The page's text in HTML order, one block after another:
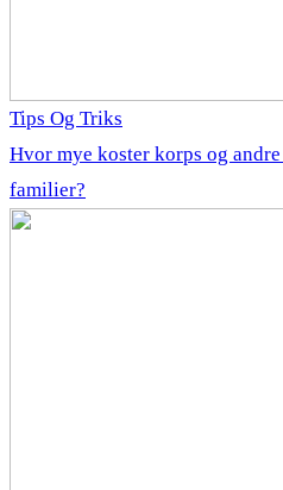
Tips Og Triks
Hvor mye koster korps og
familier?